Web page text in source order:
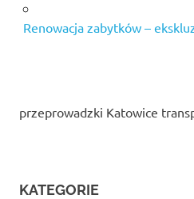
Renowacja zabytków –
przeprowadzki Katowice
KATEGORIE